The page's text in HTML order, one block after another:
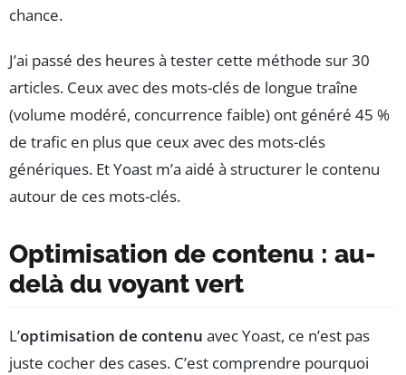
chance.
J’ai passé des heures à tester cette méthode sur 30
articles. Ceux avec des mots-clés de longue traîne
(volume modéré, concurrence faible) ont généré 45 %
de trafic en plus que ceux avec des mots-clés
génériques. Et Yoast m’a aidé à structurer le contenu
autour de ces mots-clés.
Optimisation de contenu : au-
delà du voyant vert
L’optimisation de contenu avec Yoast, ce n’est pas
juste cocher des cases. C’est comprendre pourquoi